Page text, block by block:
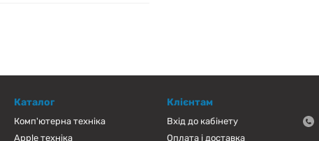
Каталог
Комп'ютерна техніка
Apple техніка
Клієнтам
Вхід до кабінету
Оплата і доставка